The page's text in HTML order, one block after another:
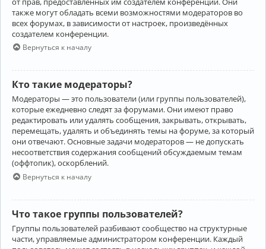
также могут обладать всеми возможностями модераторов во
всех форумах, в зависимости от настроек, произведённых
создателем конференции.
Вернуться к началу
Кто такие модераторы?
Модераторы — это пользователи (или группы пользователей),
которые ежедневно следят за форумами. Они имеют право
редактировать или удалять сообщения, закрывать, открывать,
перемещать, удалять и объединять темы на форуме, за который
они отвечают. Основные задачи модераторов — не допускать
несоответствия содержания сообщений обсуждаемым темам
(оффтопик), оскорблений.
Вернуться к началу
Что такое группы пользователей?
Группы пользователей разбивают сообщество на структурные
части, управляемые администратором конференции. Каждый